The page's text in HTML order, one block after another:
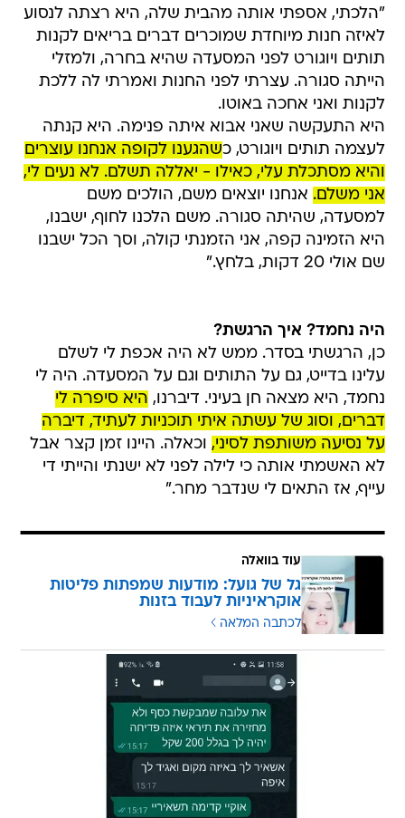
"הלכתי, אספתי אותה מהבית שלה, היא רצתה לנסוע
לאיזה חנות מיוחדת שמוכרים דברים בריאים לקנות
תותים ויוגורט לפני המסעדה שהיא בחרה, ולמזלי
הייתה סגורה. עצרתי לפני החנות ואמרתי לה ללכת
לקנות ואני אחכה באוטו.
היא התעקשה שאני אבוא איתה פנימה. היא קנתה
לעצמה תותים ויוגורט, כשהגענו לקופה אנחנו עוצרים
והיא מסתכלת עלי, כאילו - יאללה תשלם. לא נעים לי,
אני משלם. אנחנו יוצאים משם, הולכים משם
למסעדה, שהיתה סגורה. משם הלכנו לחוף, ישבנו,
היא הזמינה קפה, אני הזמנתי קולה, וסך הכל ישבנו
שם אולי 20 דקות, בלחץ."
היה נחמד? איך הרגשת?
כן, הרגשתי בסדר. ממש לא היה אכפת לי לשלם
עלינו בדייט, גם על התותים וגם על המסעדה. היה לי
נחמד, היא מצאה חן בעיני. דיברנו, היא סיפרה לי
דברים, וסוג של עשתה איתי תוכניות לעתיד, דיברה
על נסיעה משותפת לסיני, וכאלה. היינו זמן קצר אבל
לא האשמתי אותה כי לילה לפני לא ישנתי והייתי די
עייף, אז התאים לי שנדבר מחר."
עוד בוואלה
גל של גועל: מודעות שמפתות פליטות
אוקראיניות לעבוד בזנות
לכתבה המלאה